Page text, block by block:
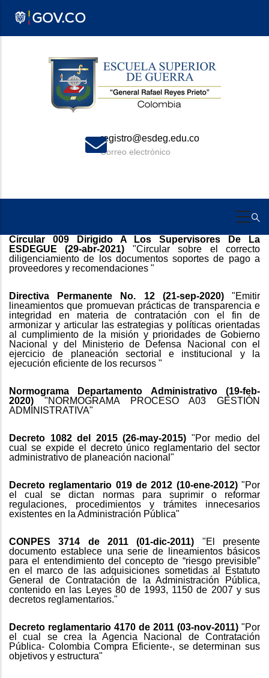
registro@esdeg.edu.co
Correo electrónico
Circular 009 Dirigido A Los Supervisores De La
ESDEGUE (29-abr-2021) "Circular sobre el correcto
diligenciamiento de los documentos soportes de pago a
proveedores y recomendaciones "
Directiva Permanente No. 12 (21-sep-2020)"Emitir
lineamientos que promuevan prácticas de transparencia e
integridad en materia de contratación con el fin de
armonizar y articular las estrategias y políticas orientadas
al cumplimiento de la misión y prioridades de Gobierno
Nacional y del Ministerio de Defensa Nacional con el
ejercicio de planeación sectorial e institucional y la
ejecución eficiente de los recursos "
Normograma Departamento Administrativo (19-feb-
2020) "NORMOGRAMA PROCESO A03 GESTIÓN
ADMINISTRATIVA"
Decreto 1082 del 2015 (26-may-2015) "Por medio del
cual se expide el decreto único reglamentario del sector
administrativo de planeación nacional"
Decreto reglamentario 019 de 2012 (10-ene-2012)"Por
el cual se dictan normas para suprimir o reformar
regulaciones, procedimientos y trámites innecesarios
existentes en la Administración Pública"
CONPES 3714 de 2011 (01-dic-2011) "El presente
documento establece una serie de lineamientos básicos
para el entendimiento del concepto de “riesgo previsible”
en el marco de las adquisiciones sometidas al Estatuto
General de Contratación de la Administración Pública,
contenido en las Leyes 80 de 1993, 1150 de 2007 y sus
decretos reglamentarios."
Decreto reglamentario 4170 de 2011 (03-nov-2011) "Por
el cual se crea la Agencia Nacional de Contratación
Pública- Colombia Compra Eficiente-, se determinan sus
objetivos y estructura"